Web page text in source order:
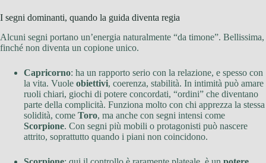
I segni dominanti, quando la guida diventa regia
Alcuni segni portano un’energia naturalmente “da timone”. Bellissima,
finché non diventa un copione unico.
Capricorno: ha un rapporto serio con la relazione, e spesso con
la vita. Vuole obiettivi, coerenza, stabilità. In intimità può amare
ruoli chiari, giochi di potere concordati, “ordini” che diventano
parte della complicità. Funziona molto con chi apprezza la stessa
solidità, come Toro, ma anche con segni intensi come
Scorpione. Con segni più mobili o protagonisti può nascere
attrito, soprattutto quando i piani non coincidono.